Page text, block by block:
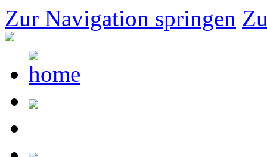
Zur Navigation springen